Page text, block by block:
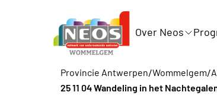
Over Neos
Provincie Antwerpen/Wommelgem/
25 11 04 Wandeling in het